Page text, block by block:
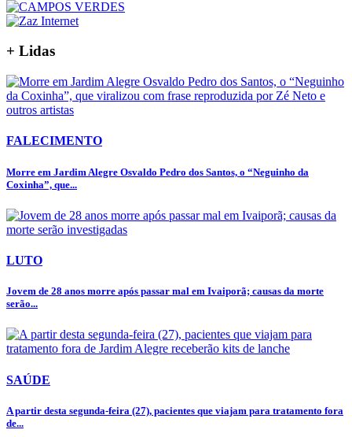
+ Lidas
FALECIMENTO
Morre em Jardim Alegre Osvaldo Pedro dos Santos, o “Neguinho da
Coxinha”, que...
LUTO
Jovem de 28 anos morre após passar mal em Ivaiporã; causas da morte
serão...
SAÚDE
A partir desta segunda-feira (27), pacientes que viajam para tratamento fora
de...